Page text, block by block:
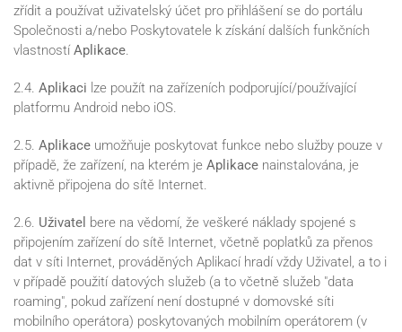
zřídit a používat uživatelský účet pro přihlášení se do portálu
Společnosti a/nebo Poskytovatele k získání dalších funkčních
vlastností Aplikace.
2.4. Aplikaci lze použít na zařízeních podporující/používající
platformu Android nebo iOS.
2.5. Aplikace umožňuje poskytovat funkce nebo služby pouze v
případě, že zařízení, na kterém je Aplikace nainstalována, je
aktivně připojena do sítě Internet.
2.6. Uživatel bere na vědomí, že veškeré náklady spojené s
připojením zařízení do sítě Internet, včetně poplatků za přenos
dat v síti Internet, prováděných Aplikací hradí vždy Uživatel, a to i
v případě použití datových služeb (a to včetně služeb "data
roaming", pokud zařízení není dostupné v domovské síti
mobilního operátora) poskytovaných mobilním operátorem (v